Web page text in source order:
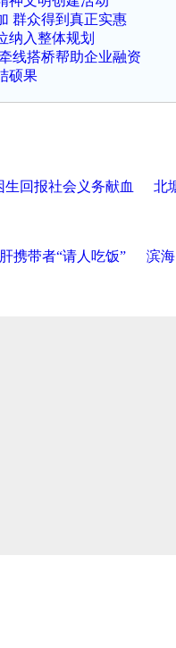
群众得到真正实惠
纳入整体规划
线搭桥帮助企业融资
硕果
生回报社会义务献血 北
携带者“请人吃饭” 滨